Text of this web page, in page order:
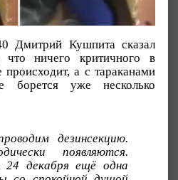
Кушпита сказал
что ничего критичного в
а с тараканами
борется уже несколько
дезинсекцию.
появляются.
24 декабря ещё одна